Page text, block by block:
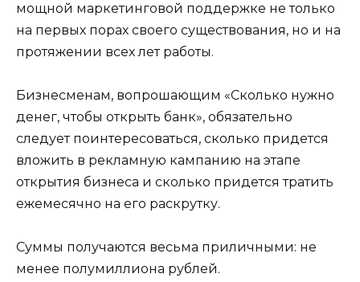
мощной маркетинговой поддержке не только
на первых порах своего существования, но и на
протяжении всех лет работы.
Бизнесменам, вопрошающим «Сколько нужно
денег, чтобы открыть банк», обязательно
следует поинтересоваться, сколько придется
вложить в рекламную кампанию на этапе
открытия бизнеса и сколько придется тратить
ежемесячно на его раскрутку.
Суммы получаются весьма приличными: не
менее полумиллиона рублей.